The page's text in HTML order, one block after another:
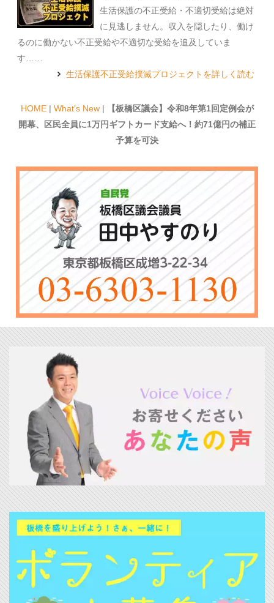
生活保護の不正受給・不適切受給は絶対
に見逃しません。収入を隠したり、働け
るのに働かない不正受給や不適切な受給を追及していま
す……
生活保護不正受給撲滅プロジェクトを詳しく読む
HOME| What's New|
【板橋区議会】令和8年第1回定例会が
開幕、区民全員に1万円ギフトカード支給へ！約71億円の補正
予算を可決